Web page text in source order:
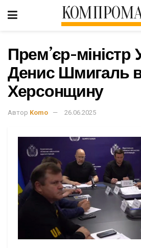
Прем’єр-міністр
Денис Шмигаль
Херсонщину
Автор Komo 26.06.2025